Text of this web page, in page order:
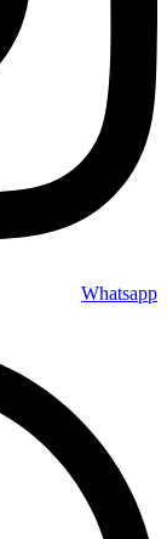
Whatsapp